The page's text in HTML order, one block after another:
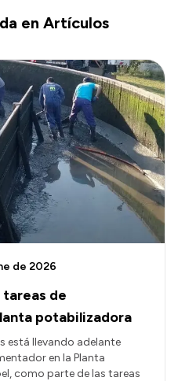
en Artículos
tareas de
potabilizadora
de 2026
está llevando adelante
en la Planta
como parte de las tareas